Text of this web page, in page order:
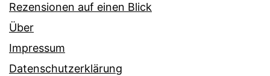
Rezensionen auf einen Blick
Über
Impressum
Datenschutzerklärung